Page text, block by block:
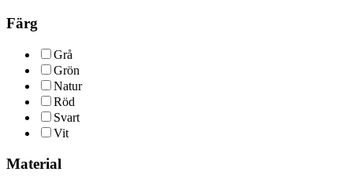
Färg
Grå
Grön
Natur
Röd
Svart
Vit
Material